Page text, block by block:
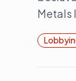
Metals